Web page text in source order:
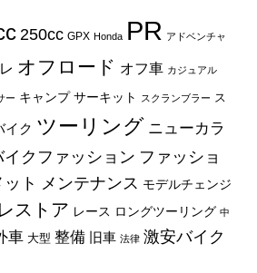
250cc GPX Honda PR アドベンチャ
オフロード オフ車 カジュアル
ー キャンプ サーキット スクランブラー ス
イク ツーリング ニューカラ
イクファッション ファッショ
ト メンテナンス モデルチェンジ
レストア レース ロングツーリング 中
車 大型 整備 旧車 法律 激安バイク